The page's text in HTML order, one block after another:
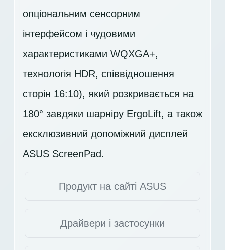
опціональним сенсорним
інтерфейсом і чудовими
характеристиками WQXGA+,
технологія HDR, співвідношення
сторін 16:10), який розкривається на
180° завдяки шарніру ErgoLift, а також
ексклюзивний допоміжний дисплей
ASUS ScreenPad.
Продукт на сайті ASUS
Драйвери і застосунки